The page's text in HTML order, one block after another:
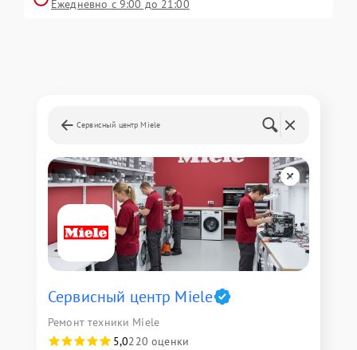
Ежедневно с 9:00 до 21:00
Сервисный центр Miele
Сервисный центр Miele
Ремонт техники Miele
5,0220 оценки